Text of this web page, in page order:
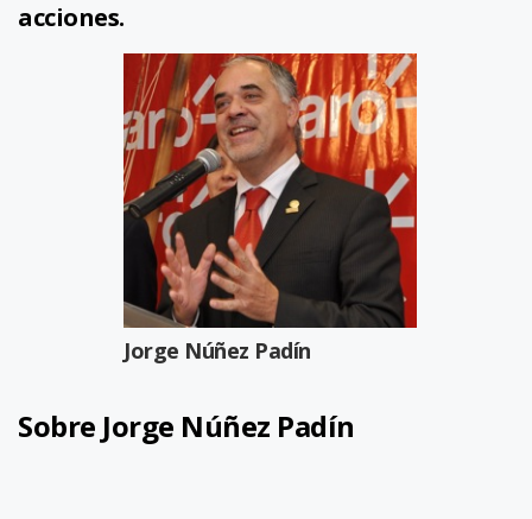
acciones.
Jorge Núñez Padín
Sobre Jorge Núñez Padín